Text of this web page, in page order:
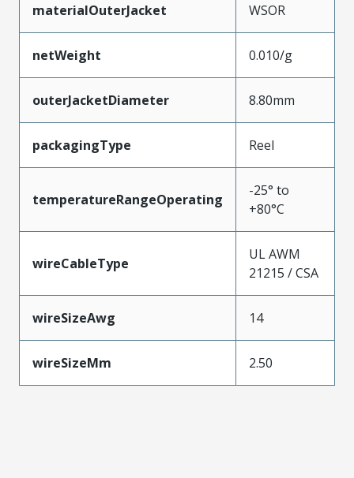
materialOuterJacket WSOR
netWeight 0.010/g
outerJacketDiameter 8.80mm
packagingType Reel
temperatureRangeOperating
-25° to
+80°C
wireCableType
UL AWM
21215 / CSA
wireSizeAwg 14
wireSizeMm 2.50